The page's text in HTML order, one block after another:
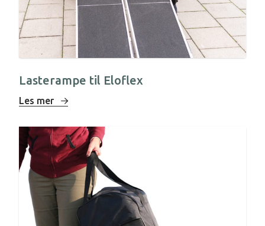
Lasterampe til Eloflex
Les mer